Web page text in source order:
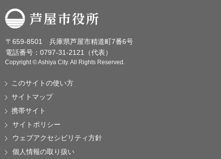
芦屋市役所
〒659-8501 兵庫県芦屋市精道町7番6号
電話番号：0797-31-2121（代表）
Copyright © Ashiya City. All Rights Reserved.
このサイトの使い方
サイトマップ
携帯サイト
サイトポリシー
ウェブアクセシビリティ方針
個人情報の取り扱い